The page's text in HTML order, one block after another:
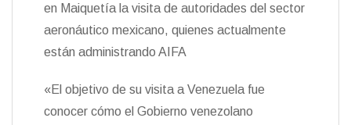
en Maiquetía la visita de autoridades del sector
aeronáutico mexicano, quienes actualmente
están administrando AIFA
«El objetivo de su visita a Venezuela fue
conocer cómo el Gobierno venezolano